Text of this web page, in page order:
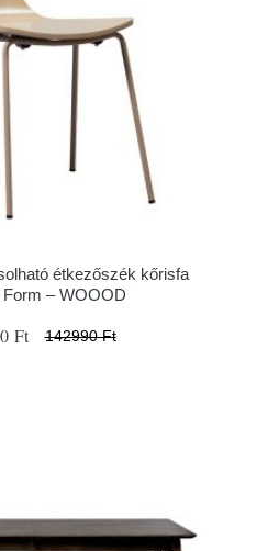
étkezőszék kőrisfa
– WOOOD
Ft 142990 Ft